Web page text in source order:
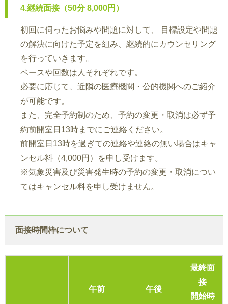
4.継続面接（50分 8,000円）
初回に伺ったお悩みや問題に対して、 目標設定や問題
の解決に向けた予定を組み、継続的にカウンセリング
を行っていきます。
ペースや回数は人それぞれです。
必要に応じて、近隣の医療機関・公的機関へのご紹介
が可能です。
また、完全予約制のため、予約の変更・取消は必ず予
約前開室日13時までにご連絡ください。
前開室日13時を過ぎての連絡や連絡の無い場合はキャ
ンセル料（4,000円）を申し受けます。
※気象災害及び災害発生時の予約の変更・取消につい
てはキャンセル料を申し受けません。
面接時間枠について
午前 午後
最終面
接
開始時